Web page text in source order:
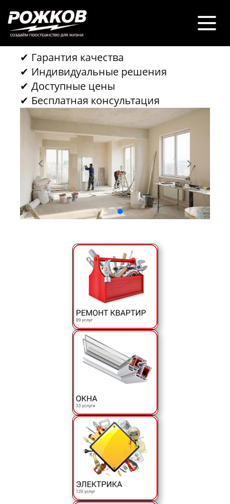
РЕМОНТ В
НОВОСТРОЙКЕ
✔ Гарантия качества
✔ Индивидуальные решения
✔ Доступные цены
✔ Бесплатная консультация